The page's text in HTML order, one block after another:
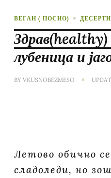
ВЕГАН ( ПОСНО) ДЕСЕРТИ
лубеница и
BY VKUSNOBEZMESO
Летово обично
сладоледи, но